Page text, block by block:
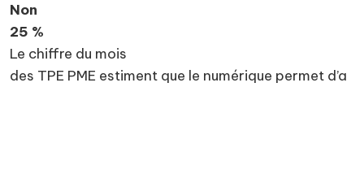
Non
25 %
Le chiffre du mois
des TPE PME estiment que le numérique permet